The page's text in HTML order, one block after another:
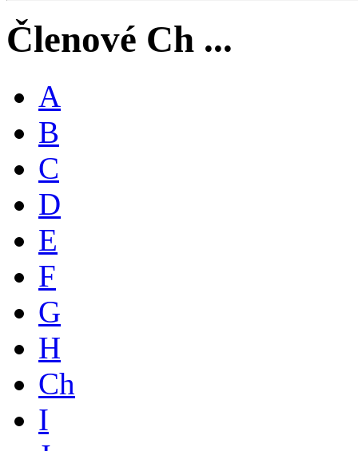
Členové Ch ...
A
B
C
D
E
F
G
H
Ch
I